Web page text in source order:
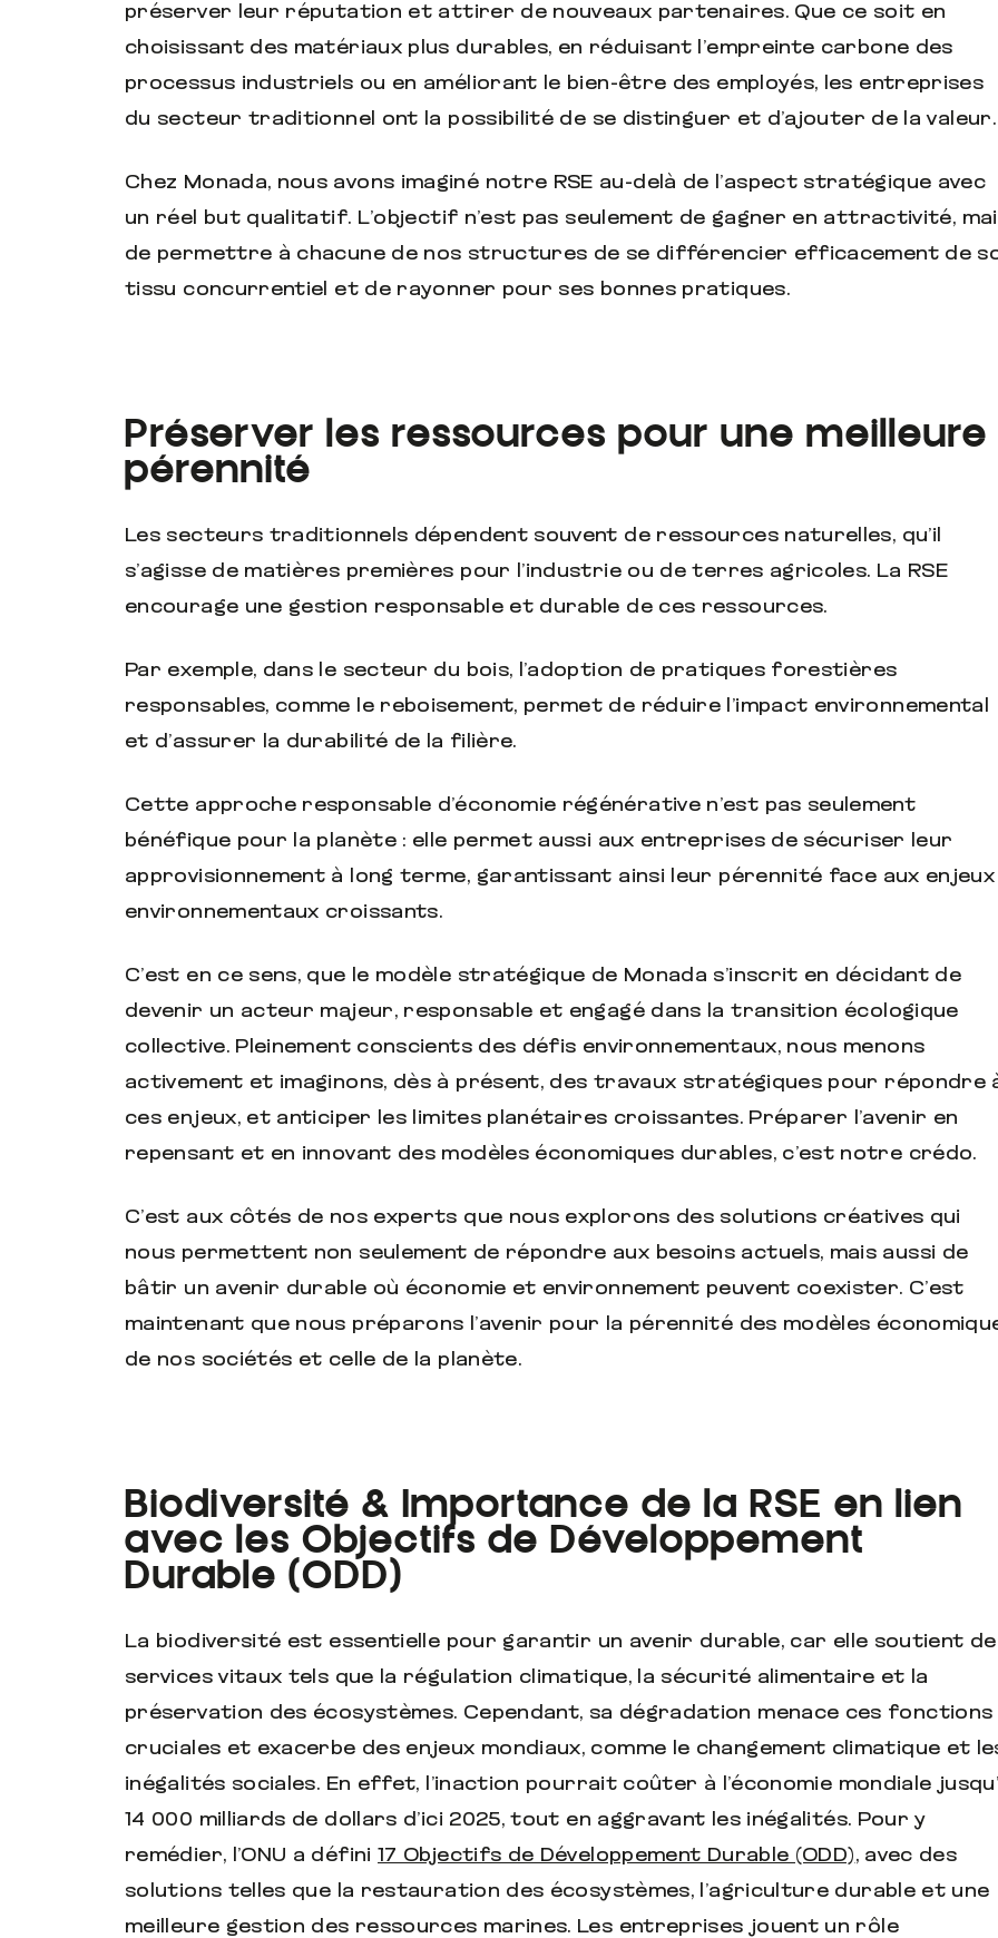
préserver leur réputation et attirer de nouveaux partenaires. Que ce soit en
choisissant des matériaux plus durables, en réduisant l’empreinte carbone des
processus industriels ou en améliorant le bien-être des employés, les entreprises
du secteur traditionnel ont la possibilité de se distinguer et d’ajouter de la valeur.
Chez Monada, nous avons imaginé notre RSE au-delà de l’aspect stratégique avec
un réel but qualitatif. L’objectif n’est pas seulement de gagner en attractivité,
de permettre à chacune de nos structures de se différencier efficacement de
tissu concurrentiel et de rayonner pour ses bonnes pratiques.
Préserver les ressources pour une meilleure
pérennité
Les secteurs traditionnels dépendent souvent de ressources naturelles, qu’il
s’agisse de matières premières pour l’industrie ou de terres agricoles. La RSE
encourage une gestion responsable et durable de ces ressources.
Par exemple, dans le secteur du bois, l’adoption de pratiques forestières
responsables, comme le reboisement, permet de réduire l’impact environnemental
et d’assurer la durabilité de la filière.
Cette approche responsable d’économie régénérative n’est pas seulement
bénéfique pour la planète : elle permet aussi aux entreprises de sécuriser leur
approvisionnement à long terme, garantissant ainsi leur pérennité face aux enjeux
environnementaux croissants.
C’est en ce sens, que le modèle stratégique de Monada s’inscrit en décidant de
devenir un acteur majeur, responsable et engagé dans la transition écologique
collective. Pleinement conscients des défis environnementaux, nous menons
activement et imaginons, dès à présent, des travaux stratégiques pour répondre
ces enjeux, et anticiper les limites planétaires croissantes. Préparer l’avenir en
repensant et en innovant des modèles économiques durables, c’est notre crédo.
C’est aux côtés de nos experts que nous explorons des solutions créatives qui
nous permettent non seulement de répondre aux besoins actuels, mais aussi de
bâtir un avenir durable où économie et environnement peuvent coexister. C’est
maintenant que nous préparons l’avenir pour la pérennité des modèles
de nos sociétés et celle de la planète.
Biodiversité & Importance de la RSE en lien
avec les Objectifs de Développement
Durable (ODD)
La biodiversité est essentielle pour garantir un avenir durable, car elle soutient
services vitaux tels que la régulation climatique, la sécurité alimentaire et la
préservation des écosystèmes. Cependant, sa dégradation menace ces fonctions
cruciales et exacerbe des enjeux mondiaux, comme le changement climatique et
inégalités sociales. En effet, l’inaction pourrait coûter à l’économie mondiale
14 000 milliards de dollars d’ici 2025, tout en aggravant les inégalités. Pour y
remédier, l’ONU a défini17 Objectifs de Développement Durable (ODD), avec des
solutions telles que la restauration des écosystèmes, l’agriculture durable et une
meilleure gestion des ressources marines. Les entreprises jouent un rôle